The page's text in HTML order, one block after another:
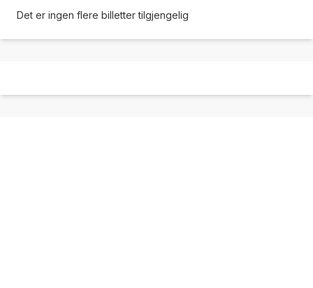
Det er ingen flere billetter tilgjengelig